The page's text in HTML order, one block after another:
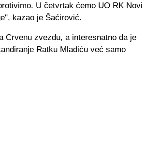
U četvrtak ćemo UO RK Novi
kazao je Šaćirović.
Crvenu zvezdu, a interesnatno da je
Ratku Mladiću već samo